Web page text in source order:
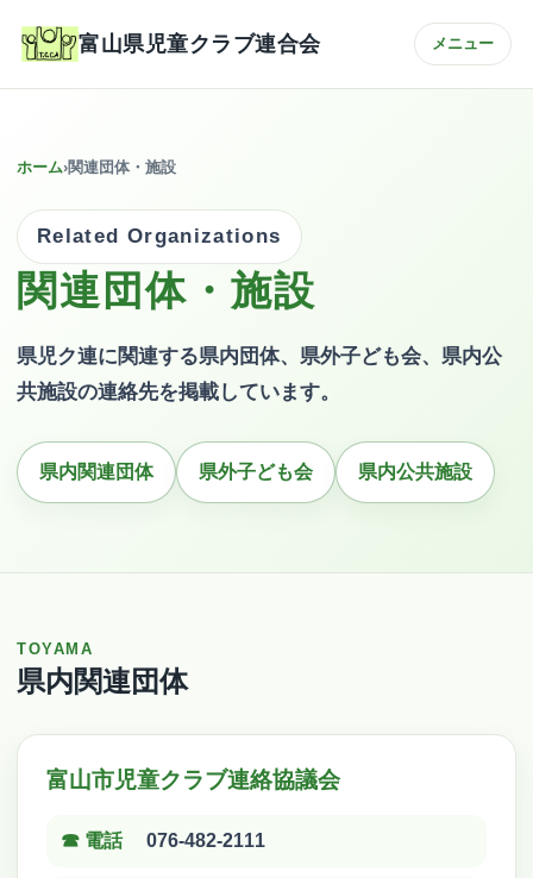
富山県児童クラブ連合会 メニュー
ホーム›関連団体・施設
Related Organizations
関連団体・施設
県児ク連に関連する県内団体、県外子ども会、県内公
共施設の連絡先を掲載しています。
県内関連団体 県外子ども会 県内公共施設
TOYAMA
県内関連団体
富山市児童クラブ連絡協議会
☎ 電話 076-482-2111